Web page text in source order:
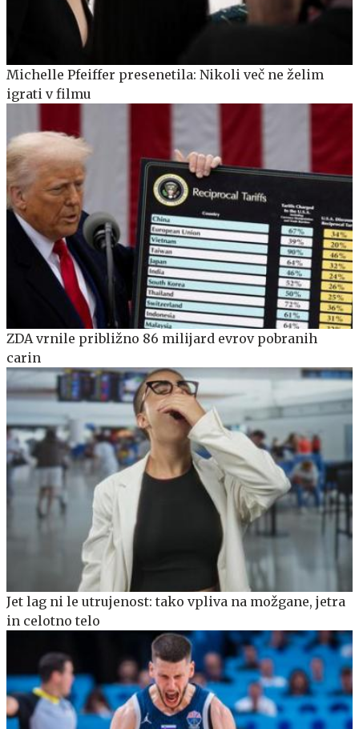
Michelle Pfeiffer presenetila: Nikoli več ne želim
igrati v filmu
ZDA vrnile približno 86 milijard evrov pobranih
carin
Jet lag ni le utrujenost: tako vpliva na možgane, jetra
in celotno telo